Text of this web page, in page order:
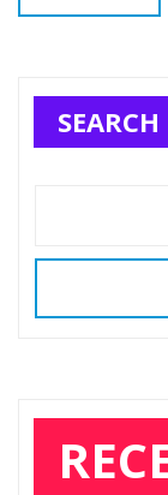
SEARCH